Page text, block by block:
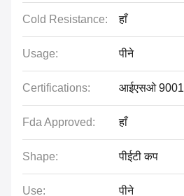
Cold Resistance: हाँ
Usage: पीने
Certifications: आईएसओ 9001
Fda Approved: हाँ
Shape: पीईटी कप
Use: पीने